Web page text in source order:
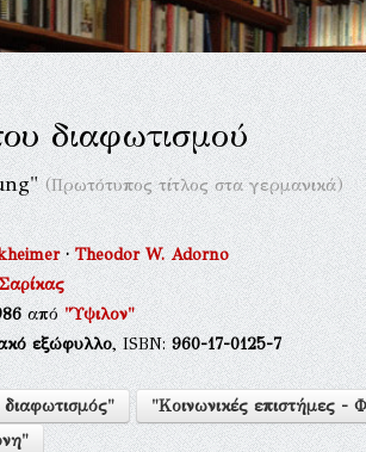
διαφωτισμού
(Πρωτότυπος τίτλος στα γερμανικά)
·Theodor W. Adorno
από"Ύψιλον"
εξώφυλλο, ISBN:960-17-0125-7
"Κοινωνικές επιστήμες -